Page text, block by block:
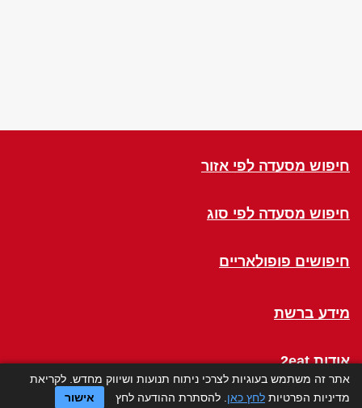
חיפוש מסעדה לפי אזור
חיפוש מסעדה לפי סוג
חיפושים פופולאריים
מידע ברשת
אודות 2eat
Click a Table
אתר זה משתמש בעוגיות לצרכי ניתוח תנועות ושיווק מחדש. לקריאת
מדיניות הפרטיות לחץ כאן . להסתרת ההודעה לחץ אישור